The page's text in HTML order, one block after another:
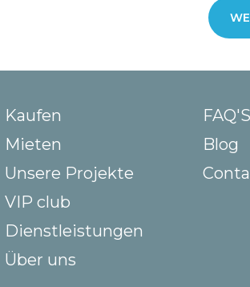
Kaufen
Mieten
Unsere Projekte
VIP club
Dienstleistungen
Über uns
FAQ'S
Blog